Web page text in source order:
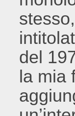
del
la mia